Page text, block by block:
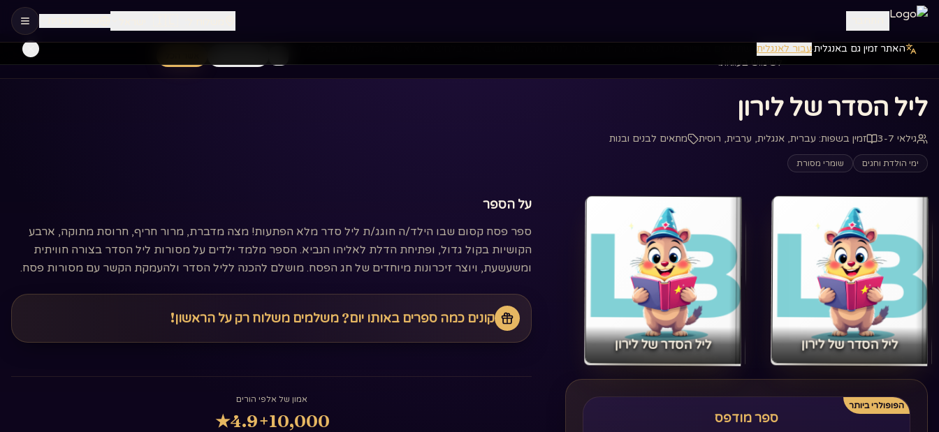
האתר זמין גם באנגלית·עבור לאנגליתאנחנו משתמשים בעוגיות כדי לשפר את החוויה שלך ולנתח את השימוש באתר. בלחיצה על 'אשר הכל' את/ה מסכים/ה
לשימוש בעוגיות.
דף הבית ספרים ‏ליל הסדר של לירון‏
‏ליל הסדר של לירון‏
גילאי 3-7 זמין בשפות: עברית, אנגלית, ערבית, רוסית מתאים לבנים ובנות
ימי הולדת וחגים שומרי מסורת
‏ליל הסדר של לירון‏ ‏ליל הסדר של לירון‏
הפופולרי ביותר
ספר מודפס
על הספר
ספר פסח קסום שבו הילד/ה חוגג/ת ליל סדר מלא הפתעות! מצה מדברת, מרור חריף, חרוסת מתוקה, ארבע
הקושיות בקול גדול, ופתיחת הדלת לאליהו הנביא. הספר מלמד ילדים על מסורות ליל הסדר בצורה חוויתית
ומשעשעת, ויוצר זיכרונות מיוחדים של חג הפסח. מושלם להכנה לליל הסדר ולהעמקת הקשר עם מסורות פסח.
קונים כמה ספרים באותו יום? משלמים משלוח רק על הראשון!
אמון של אלפי הורים
10,000+
4.9
★